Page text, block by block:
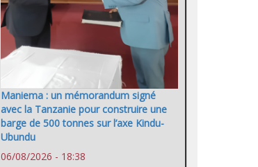
Maniema : un mémorandum signé
avec la Tanzanie pour construire une
barge de 500 tonnes sur l’axe Kindu-
Ubundu
06/08/2026 - 18:38